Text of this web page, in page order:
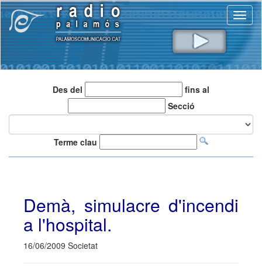
Des del
fins al
Secció
Terme clau
Demà, simulacre d'incendi
a l'hospital.
16/06/2009 Societat